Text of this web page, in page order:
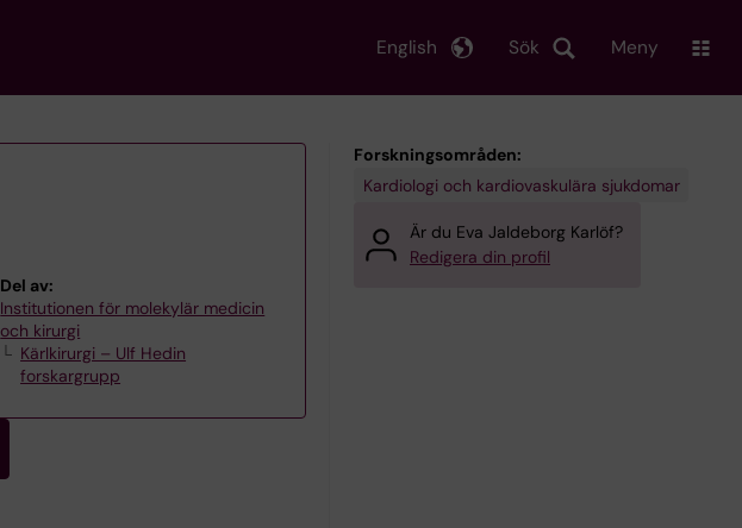
Sök
English Meny
Del av:
Institutionen för molekylär medicin
och kirurgi
Kärlkirurgi – Ulf Hedin
forskargrupp
Forskningsområden:
Kardiologi och kardiovaskulära sjukdomar
Är du Eva Jaldeborg Karlöf?
Redigera din profil